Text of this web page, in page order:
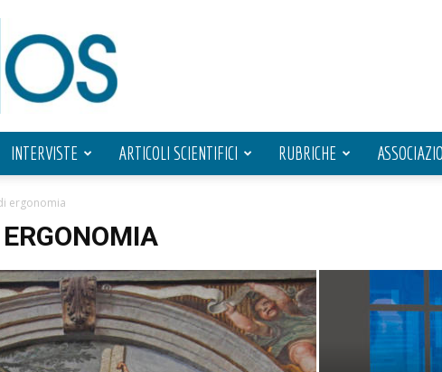
INTERVISTE ARTICOLI SCIENTIFICI RUBRICHE
ergonomia